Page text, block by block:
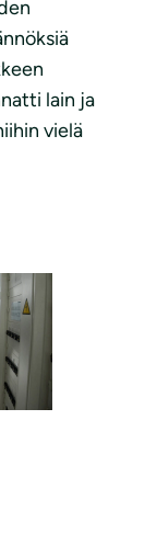
lain ja
vielä